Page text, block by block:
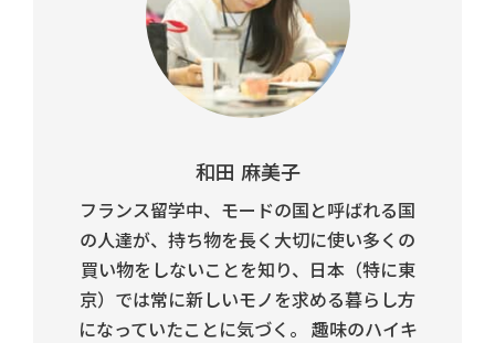
和田 麻美子
フランス留学中、モードの国と呼ばれる国
の人達が、持ち物を長く大切に使い多くの
買い物をしないことを知り、日本（特に東
京）では常に新しいモノを求める暮らし方
になっていたことに気づく。 趣味のハイキ